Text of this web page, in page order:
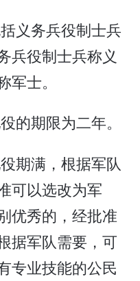
义务兵役制士兵
兵役制士兵称义
士。
的期限为二年。
期满，根据军队
可以选改为军
优秀的，经批准
据军队需要，可
专业技能的公民